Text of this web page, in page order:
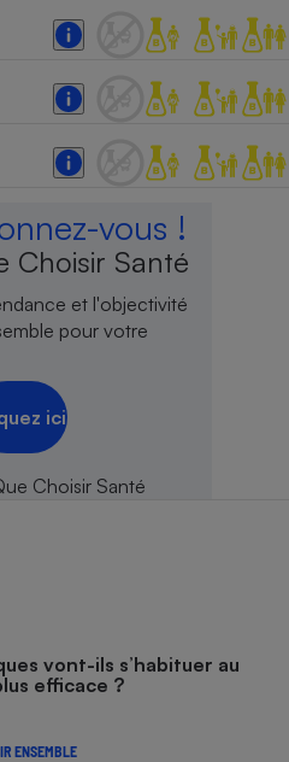
vous !
Choisir Santé
et l'objectivité
pour votre
ici
vont-ils s’habituer au
efficace ?
ENSEMBLE